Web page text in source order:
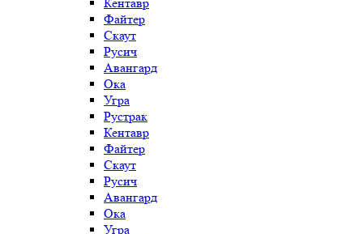
Файтер
Скаут
Русич
Авангард
Ока
Угра
Рустрак
Кентавр
Файтер
Скаут
Русич
Авангард
Ока
Угра